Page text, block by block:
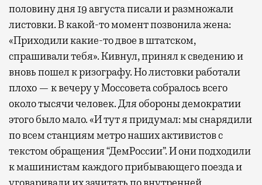
половину дня 19 августа писали и размножали
листовки. В какой-то момент позвонила жена:
«Приходили какие-то двое в штатском,
спрашивали тебя». Кивнул, принял к сведению и
вновь пошел к ризографу. Но листовки работали
плохо — к вечеру у Моссовета собралось всего
около тысячи человек. Для обороны демократии
этого было мало. «И тут я придумал: мы снарядили
по всем станциям метро наших активистов с
текстом обращения “ДемРоссии”. И они подходили
к машинистам каждого прибывающего поезда и